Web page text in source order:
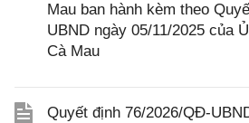
Mau ban hành kèm theo
UBND ngày 05/11/2025 của
Cà Mau
Quyết định 76/2026/QĐ-